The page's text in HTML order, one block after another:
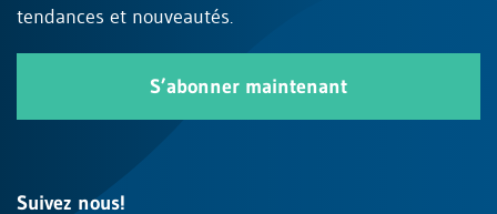
tendances et nouveautés.
S’abonner maintenant
Suivez nous!